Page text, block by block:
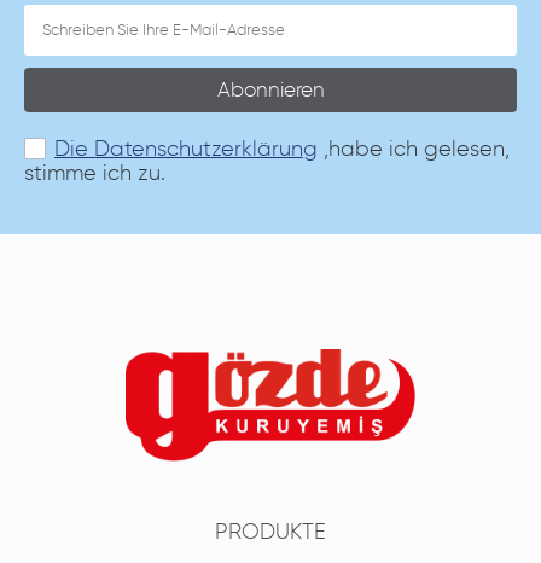
Abonnieren
Die Datenschutzerklärung ,habe ich gelesen,
stimme ich zu.
PRODUKTE